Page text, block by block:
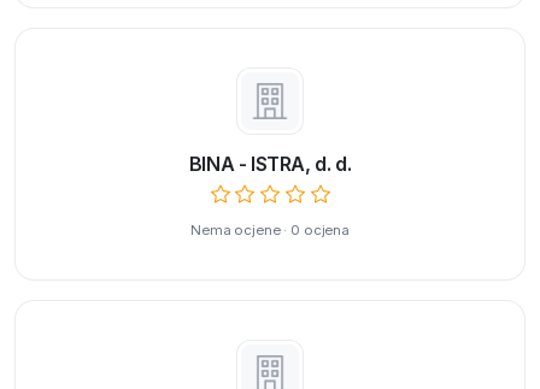
BINA - ISTRA, d. d.
Nema ocjene · 0 ocjena